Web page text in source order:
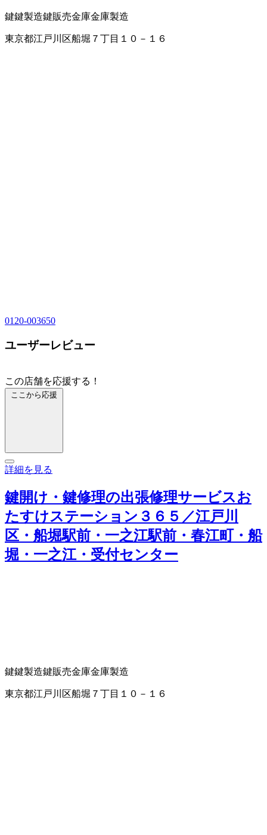
鍵鍵製造鍵販売金庫金庫製造
東京都江戸川区船堀７丁目１０－１６
0120-003650
ユーザーレビュー
この店舗を応援する！
ここから応援
詳細を見る
鍵開け・鍵修理の出張修理サービスお
たすけステーション３６５／江戸川
区・船堀駅前・一之江駅前・春江町・船
堀・一之江・受付センター
鍵鍵製造鍵販売金庫金庫製造
東京都江戸川区船堀７丁目１０－１６